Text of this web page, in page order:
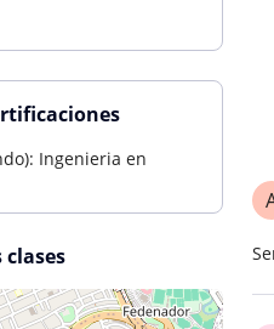
Ingenieria en
clases